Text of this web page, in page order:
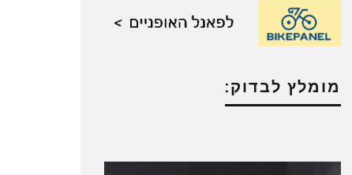
מומלץ לבדוק: